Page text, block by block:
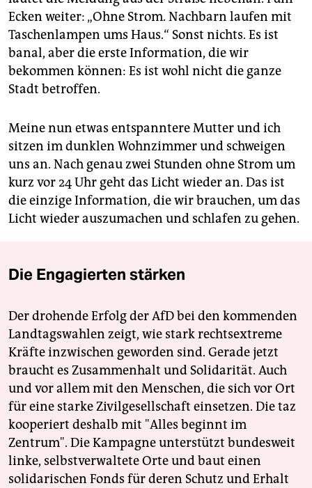
Ecken weiter: „Ohne Strom. Nachbarn laufen mit
Taschenlampen ums Haus.“ Sonst nichts. Es ist
banal, aber die erste Information, die wir
bekommen können: Es ist wohl nicht die ganze
Stadt betroffen.
Meine nun etwas entspanntere Mutter und ich
sitzen im dunklen Wohnzimmer und schweigen
uns an. Nach genau zwei Stunden ohne Strom um
kurz vor 24 Uhr geht das Licht wieder an. Das ist
die einzige Information, die wir brauchen, um das
Licht wieder auszumachen und schlafen zu gehen.
Die Engagierten stärken
Der drohende Erfolg der AfD bei den kommenden
Landtagswahlen zeigt, wie stark rechtsextreme
Kräfte inzwischen geworden sind. Gerade jetzt
braucht es Zusammenhalt und Solidarität. Auch
und vor allem mit den Menschen, die sich vor Ort
für eine starke Zivilgesellschaft einsetzen. Die taz
kooperiert deshalb mit "Alles beginnt im
Zentrum". Die Kampagne unterstützt bundesweit
linke, selbstverwaltete Orte und baut einen
solidarischen Fonds für deren Schutz und Erhalt